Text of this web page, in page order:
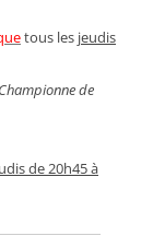
tous les jeudis
de
de 20h45 à